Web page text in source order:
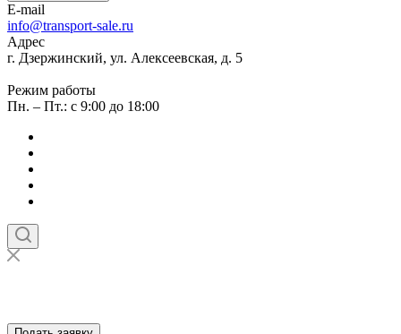
E-mail
info@transport-sale.ru
Адрес
г. Дзержинский, ул. Алексеевская, д. 5
Режим работы
Пн. – Пт.: с 9:00 до 18:00